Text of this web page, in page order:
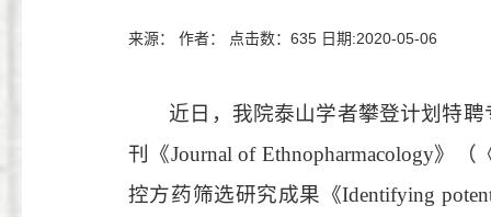
来源： 作者： 点击数： 635日期:2020-05-06
近日，我院泰山学者攀登计划特
刊《Journal of Ethnopharmacology》（
控方药筛选研究成果 《Identifying